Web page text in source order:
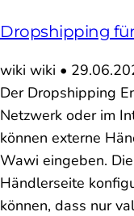
Dropshipping
wiki wiki •
Der Dropshipping
Netzwerk oder im
können externe
Wawi eingeben.
Händlerseite
können, dass nur